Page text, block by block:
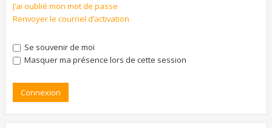
J’ai oublié mon mot de passe
Renvoyer le courriel d’activation
Se souvenir de moi
Masquer ma présence lors de cette session